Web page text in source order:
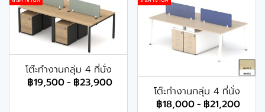
โต๊ะทำงานกลุ่ม 4 ที่นั่ง
฿19,500- ฿23,900
โต๊ะทำงานกลุ่ม 4 ที่นั่ง
฿18,000- ฿21,200